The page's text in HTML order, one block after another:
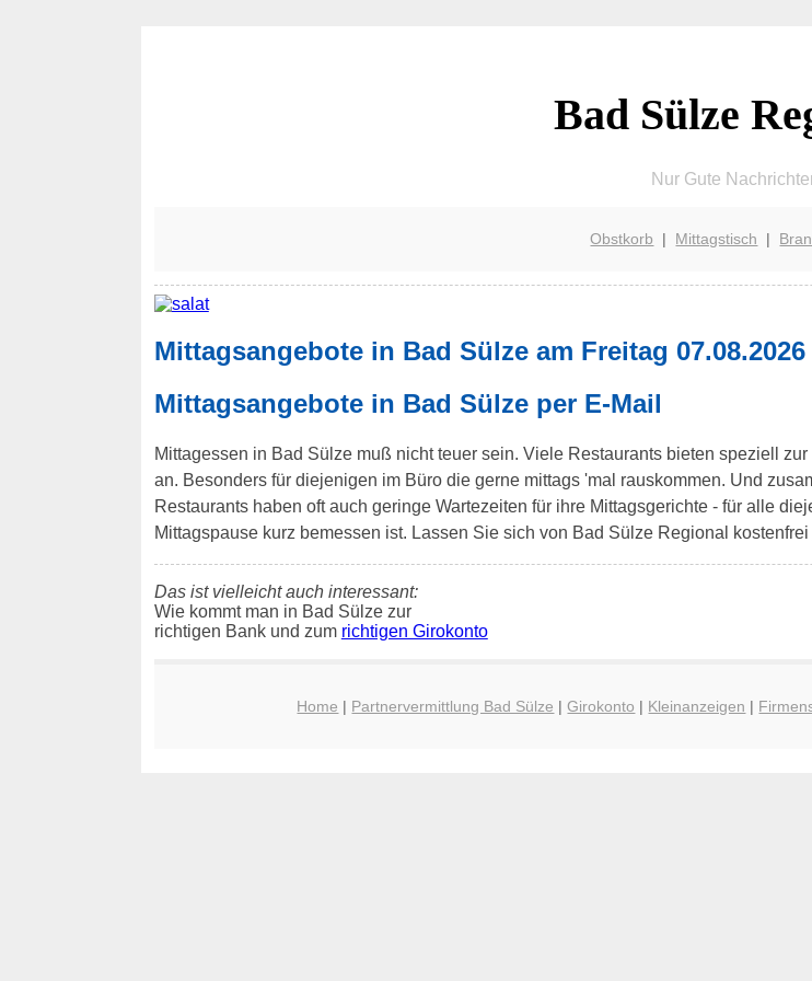
Bad Sülze
Nur Gute
Obstkorb | Mittagstisch |
Mittagsangebote in Bad Sülze am Freitag 07.08.2026
Mittagsangebote in Bad Sülze per E-Mail
Mittagessen in Bad Sülze muß nicht teuer sein. Viele Restaurants bieten speziell
an. Besonders für diejenigen im Büro die gerne mittags 'mal rauskommen. Und
Restaurants haben oft auch geringe Wartezeiten für ihre Mittagsgerichte - für alle
Mittagspause kurz bemessen ist. Lassen Sie sich von Bad Sülze Regional kostenfrei
Das ist vielleicht auch interessant:
Wie kommt man in Bad Sülze zur
richtigen Bank und zum richtigen Girokonto
Home | Partnervermittlung Bad Sülze |Girokonto | Kleinanzeigen |